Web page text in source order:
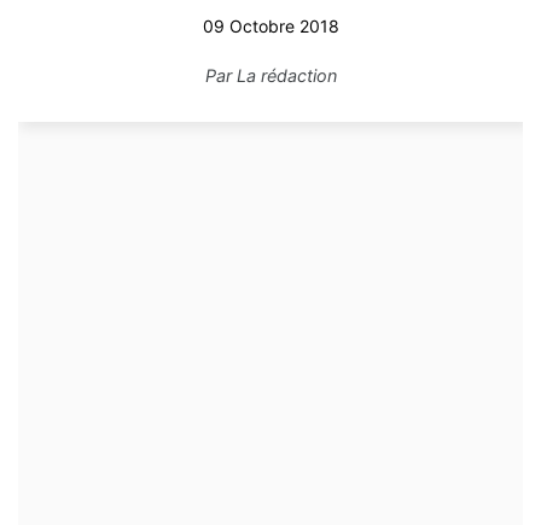
09 Octobre 2018
ParLa rédaction